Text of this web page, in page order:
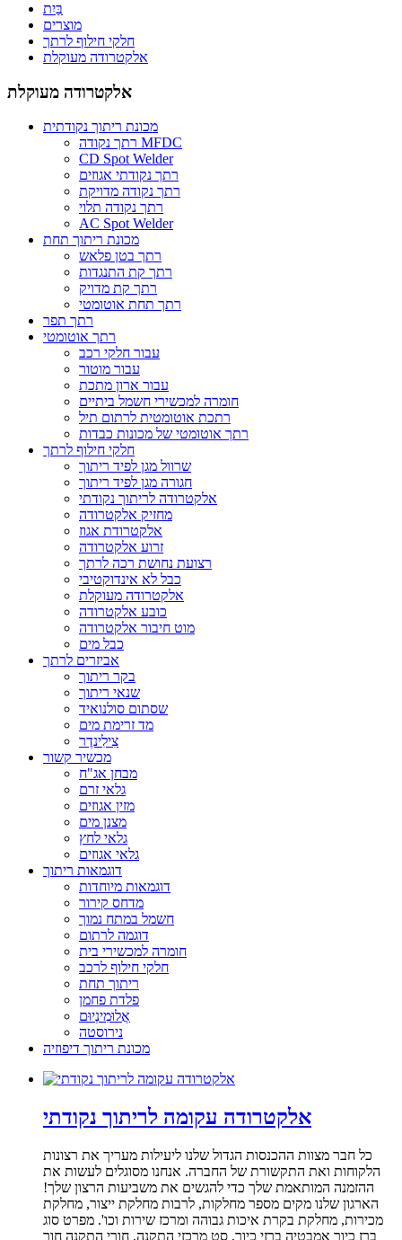
בַּיִת
מוצרים
חלקי חילוף לרתך
אלקטרודה מעוקלת
אלקטרודה מעוקלת
מכונת ריתוך נקודתית
רתך נקודה MFDC
CD Spot Welder
רתך נקודתי אגוזים
רתך נקודה מדויקת
רתך נקודה תלוי
AC Spot Welder
מכונת ריתוך תחת
רתך בטן פלאש
רתך קת התנגדות
רתך קת מדויק
רתך תחת אוטומטי
רתך תפר
רתך אוטומטי
עבור חלקי רכב
עבור מוטור
עבור ארון מתכת
חומרה למכשירי חשמל ביתיים
רתכת אוטומטית לרתום תיל
רתך אוטומטי של מכונות כבדות
חלקי חילוף לרתך
שרוול מגן לפיד ריתוך
חגורה מגן לפיד ריתוך
אלקטרודה לריתוך נקודתי
מחזיק אלקטרודה
אלקטרודת אגוז
זרוע אלקטרודה
רצועת נחושת רכה לרתך
כבל לא אינדוקטיבי
אלקטרודה מעוקלת
כובע אלקטרודה
מוט חיבור אלקטרודה
כבל מים
אביזרים לרתך
בקר ריתוך
שנאי ריתוך
שסתום סולנואיד
מד זרימת מים
צִילִינדֶר
מכשיר קשור
מבחן אג"ח
גלאי זרם
מזין אגוזים
מצנן מים
גלאי לחץ
גלאי אגוזים
דוגמאות ריתוך
דוגמאות מיוחדות
מדחס קירור
חשמל במתח נמוך
דוגמה לרתום
חומרה למכשירי בית
חלקי חילוף לרכב
ריתוך תחת
פלדת פחמן
אֲלוּמִינְיוּם
נירוסטה
מכונת ריתוך דיפוזיה
אלקטרודה עקומה לריתוך נקודתי
כל חבר מצוות ההכנסות הגדול שלנו ליעילות מעריך את רצונות
הלקוחות ואת התקשורת של החברה. אנחנו מסוגלים לעשות את
ההזמנה המותאמת שלך כדי להגשים את משביעות הרצון שלך!
הארגון שלנו מקים מספר מחלקות, לרבות מחלקת ייצור, מחלקת
מכירות, מחלקת בקרת איכות גבוהה ומרכז שירות וכו'. מפרט סוג
ברז כיור אמבטיה ברזי כיור, סט מרכזי התקנה, חורי התקנה חור